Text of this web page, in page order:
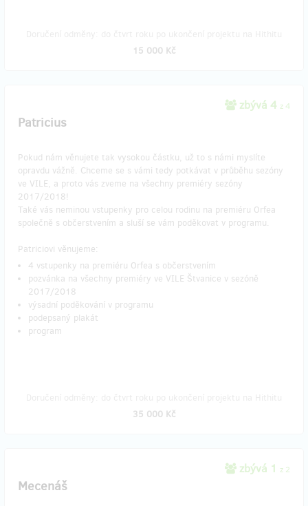
15 000 Kč
zbývá 4 z 4
Patricius
Pokud nám věnujete tak vysokou částku, už to s námi myslíte
opravdu vážně. Chceme se s vámi tedy potkávat v průběhu sezóny
ve VILE, a proto vás zveme na všechny premiéry sezóny
2017/2018!
Také vás neminou vstupenky pro celou rodinu na premiéru Orfea
společně s občerstvením a sluší se vám poděkovat v programu.
Patriciovi věnujeme:
4 vstupenky na premiéru Orfea s občerstvením
pozvánka na všechny premiéry ve VILE Štvanice v sezóně
2017/2018
výsadní poděkování v programu
podepsaný plakát
program
35 000 Kč
zbývá 1 z 2
Mecenáš